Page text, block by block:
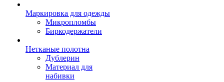
Маркировка для одежды
Микропломбы
Биркодержатели
Нетканые полотна
Дублерин
Материал для
набивки